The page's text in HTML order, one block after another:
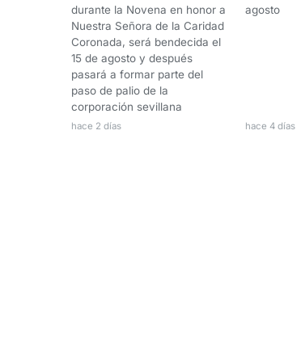
durante la Novena en honor a
Nuestra Señora de la Caridad
Coronada, será bendecida el
15 de agosto y después
pasará a formar parte del
paso de palio de la
corporación sevillana
hace 2 días
agosto
hace 4 días